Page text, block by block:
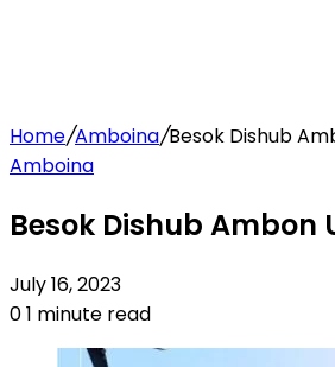
Home/Amboina/Besok Dishub
Amboina
Besok Dishub
July 16, 2023
01 minute read